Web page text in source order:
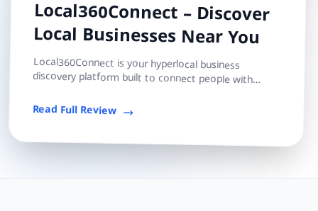
Local360Connect – Discover
Local Businesses Near You
Local360Connect is your hyperlocal business
discovery platform built to connect people with
Read Full Review